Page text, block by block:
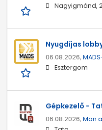
Nagyigmánd,
Nyugdíjas
06.08.2026,
Esztergom
Gépkezelő -
06.08.2026, Man